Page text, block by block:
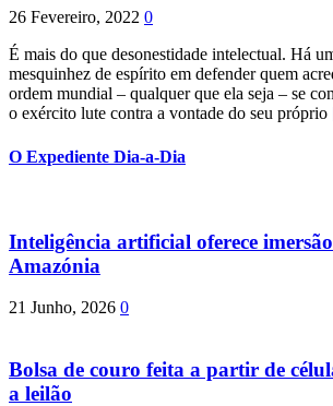
26 Fevereiro, 2022 0
É mais do que desonestidade intelectual. Há
mesquinhez de espírito em defender quem
ordem mundial – qualquer que ela seja – se
o exército lute contra a vontade do seu próprio
O Expediente Dia-a-Dia
Inteligência artificial oferece
Amazónia
21 Junho, 2026 0
Bolsa de couro feita a partir de
a leilão